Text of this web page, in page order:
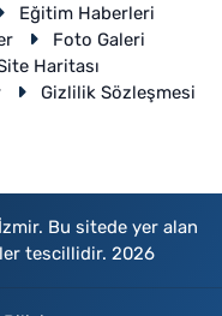
Eğitim Haberleri
Foto Galeri
Haritası
Gizlilik Sözleşmesi
Bu sitede yer alan
tescillidir. 2026